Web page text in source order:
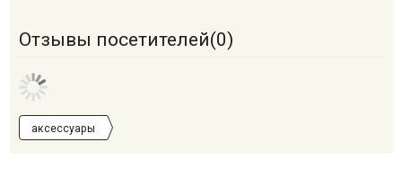
Отзывы посетителей(0)
аксессуары